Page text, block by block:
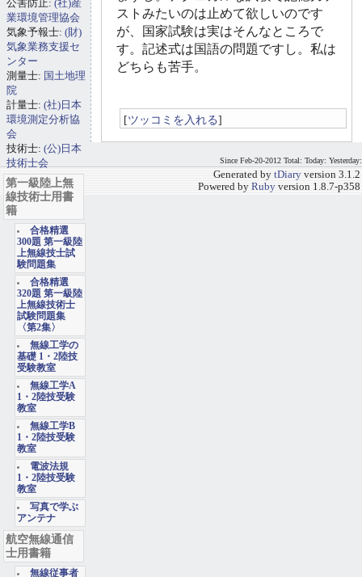
ストみたいのは止めて欲しいのです
が、国家試験は実はそんなところで
す。記述式は国語の問題ですし。私は
どちらも苦手。
[ツッコミを入れる]
公害防止: (社)産
業環境管理協会
気象予報士: (財)
気象業務支援セ
ンター
測量士: 国土地理
院
計量士: (社)日本
環境測定分析協
会
技術士: (公)日本
技術士会
第一級陸上無
線技術士用書
籍
合格精選
300題 第一級陸
上無線技士試
験問題集
合格精選
320題 第一級陸
上無線技術士
試験問題集
〈第2集〉
無線工学の
基礎 1・2陸技
受験教室
無線工学A
1・2陸技受験
教室
無線工学B
1・2陸技受験
教室
電波法規
1・2陸技受験
教室
写真で学ぶ
アンテナ
航空無線通信
士用書籍
無線従事者
Since Feb-20-2012 Total: Today: Yesterday:
Generated by tDiary version 3.1.2
Powered by Ruby version 1.8.7-p358